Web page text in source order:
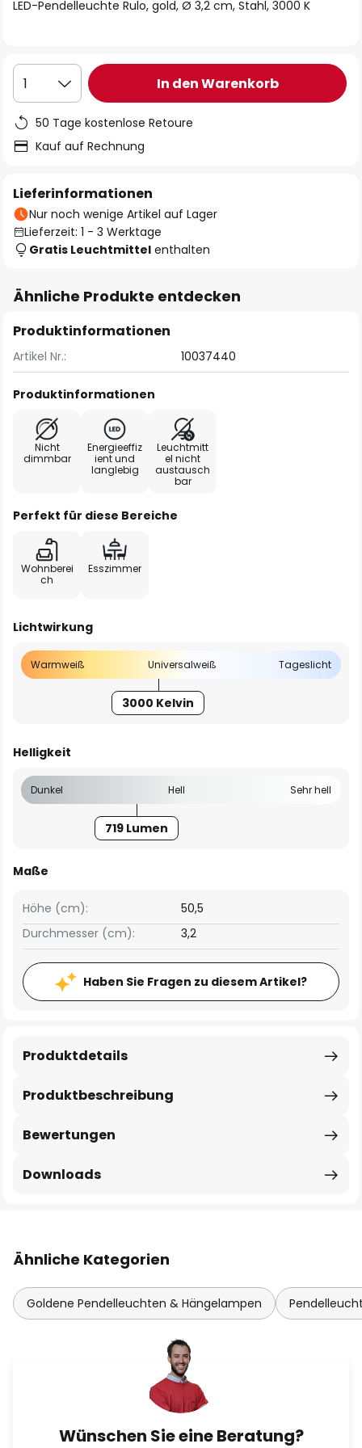
LED-Pendelleuchte Rulo, gold, Ø 3,2 cm, Stahl, 3000 K
1 In den Warenkorb
50 Tage kostenlose Retoure
Kauf auf Rechnung
Lieferinformationen
Nur noch wenige Artikel auf Lager
Lieferzeit: 1 - 3 Werktage
Gratis Leuchtmittel enthalten
Ähnliche Produkte entdecken
Produktinformationen
Artikel Nr.: 10037440
Produktinformationen
Nicht
dimmbar
Energieeffiz
ient und
langlebig
Leuchtmitt
el nicht
austausch
bar
Perfekt für diese Bereiche
Wohnberei
ch
Esszimmer
Lichtwirkung
Warmweiß Universalweiß Tageslicht
3000 Kelvin
Helligkeit
Dunkel Hell Sehr hell
719 Lumen
Maße
Höhe (cm):
50,5
Durchmesser (cm):
3,2
Haben Sie Fragen zu diesem Artikel?
Produktbeschreibung
Produktdetails
Bewertungen
Downloads
Ähnliche Kategorien
Goldene Pendelleuchten & Hängelampen
Wünschen Sie eine Beratung?